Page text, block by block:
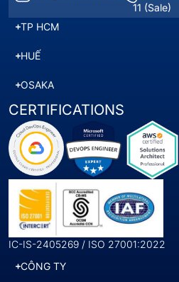
11 (Sale)
TP HCM
HUẾ
OSAKA
CERTIFICATIONS
IC-IS-2405269 / ISO 27001:2022
CÔNG TY